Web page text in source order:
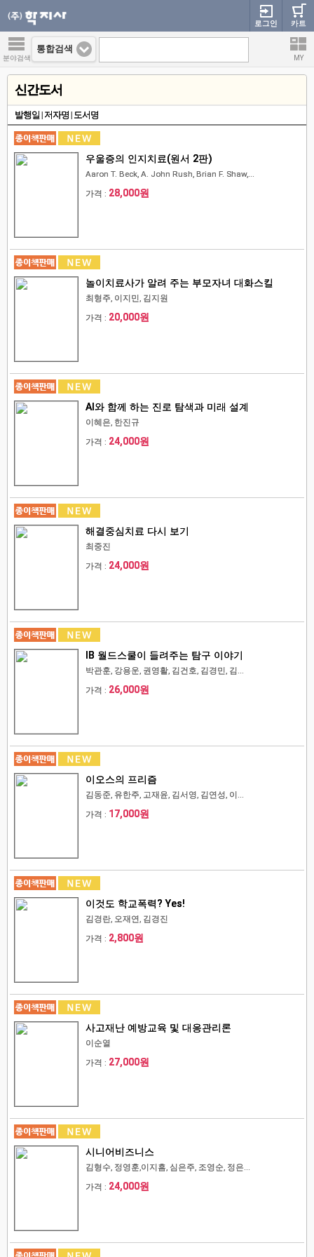
카트
로그인
분야검색 MY
통합검색
신간도서
발행일 | 저자명 | 도서명
우울증의 인지치료(원서 2판)
Aaron T. Beck, A. John Rush, Brian F. Shaw,...
가격 : 28,000원
놀이치료사가 알려 주는 부모자녀 대화스킬
최형주, 이지민, 김지원
가격 : 20,000원
AI와 함께 하는 진로 탐색과 미래 설계
이혜은, 한진규
가격 : 24,000원
해결중심치료 다시 보기
최중진
가격 : 24,000원
IB 월드스쿨이 들려주는 탐구 이야기
박관훈, 강용운, 권영활, 김건호, 김경민, 김...
가격 : 26,000원
이오스의 프리즘
김동준, 유한주, 고재윤, 김서영, 김연성, 이...
가격 : 17,000원
이것도 학교폭력? Yes!
김경란, 오재연, 김경진
가격 : 2,800원
사고재난 예방교육 및 대응관리론
이순열
가격 : 27,000원
시니어비즈니스
김형수, 정영훈,이지흠, 심은주, 조영순, 정은...
가격 : 24,000원